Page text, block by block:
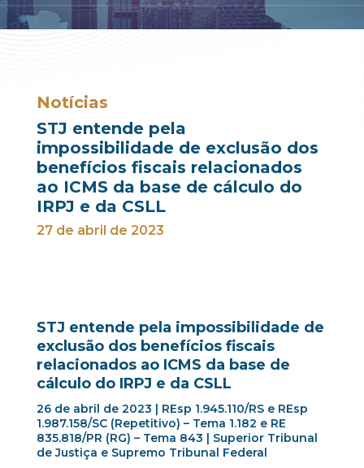
Notícias
STJ entende pela
impossibilidade de exclusão dos
benefícios fiscais relacionados
ao ICMS da base de cálculo do
IRPJ e da CSLL
27 de abril de 2023
STJ entende pela impossibilidade de
exclusão dos benefícios fiscais
relacionados ao ICMS da base de
cálculo do IRPJ e da CSLL
26 de abril de 2023 | REsp 1.945.110/RS e REsp
1.987.158/SC (Repetitivo) – Tema 1.182 e RE
835.818/PR (RG) – Tema 843 | Superior Tribunal
de Justiça e Supremo Tribunal Federal